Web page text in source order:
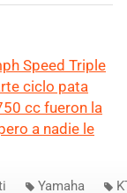
Speed Triple
ciclo pata
cc fueron la
a nadie le
Yamaha